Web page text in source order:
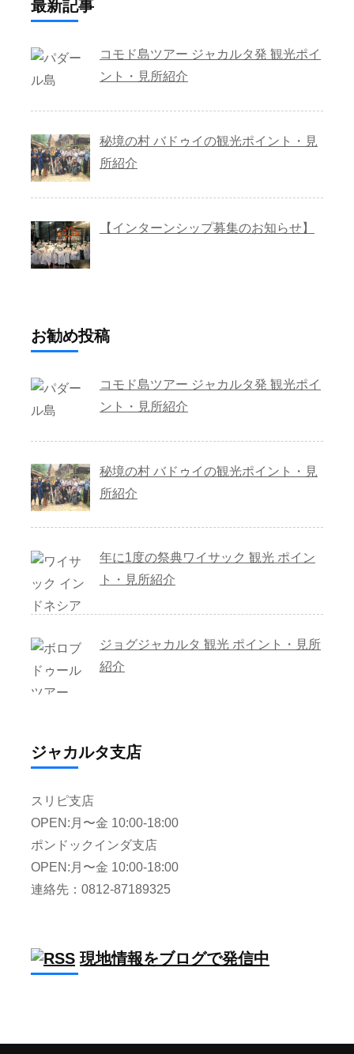
最新記事
コモド島ツアー ジャカルタ発 観光ポイ
ント・見所紹介
秘境の村 バドゥイの観光ポイント・見
所紹介
【インターンシップ募集のお知らせ】
お勧め投稿
コモド島ツアー ジャカルタ発 観光ポイ
ント・見所紹介
秘境の村 バドゥイの観光ポイント・見
所紹介
年に1度の祭典ワイサック 観光 ポイン
ト・見所紹介
ジョグジャカルタ 観光 ポイント・見所
紹介
ジャカルタ支店
スリピ支店
OPEN:月〜金 10:00-18:00
ポンドックインダ支店
OPEN:月〜金 10:00-18:00
連絡先：0812-87189325
現地情報をブログで発信中